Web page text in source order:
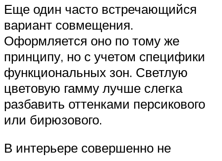
Еще один часто встречающийся
вариант совмещения.
Оформляется оно по тому же
принципу, но с учетом специфики
функциональных зон. Светлую
цветовую гамму лучше слегка
разбавить оттенками персикового
или бирюзового.
В интерьере совершенно не